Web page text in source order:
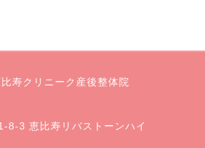
寿クリニーク産後整体院
8-3 恵比寿リバストーンハイ